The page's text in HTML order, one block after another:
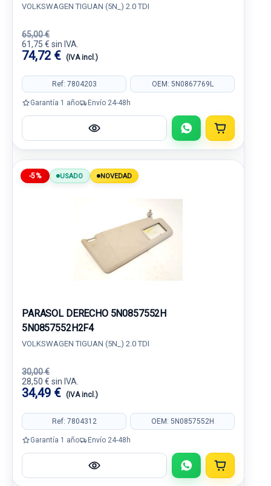
VOLKSWAGEN TIGUAN (5N_) 2.0 TDI
65,00 €
61,75 € sin IVA.
74,72 € (IVA incl.)
Ref: 7804203 OEM: 5N0867769L
Garantía 1 año Envío 24-48h
-5% USADO NOVEDAD
PARASOL DERECHO 5N0857552H
5N0857552H2F4
VOLKSWAGEN TIGUAN (5N_) 2.0 TDI
30,00 €
28,50 € sin IVA.
34,49 € (IVA incl.)
Ref: 7804312 OEM: 5N0857552H
Garantía 1 año Envío 24-48h